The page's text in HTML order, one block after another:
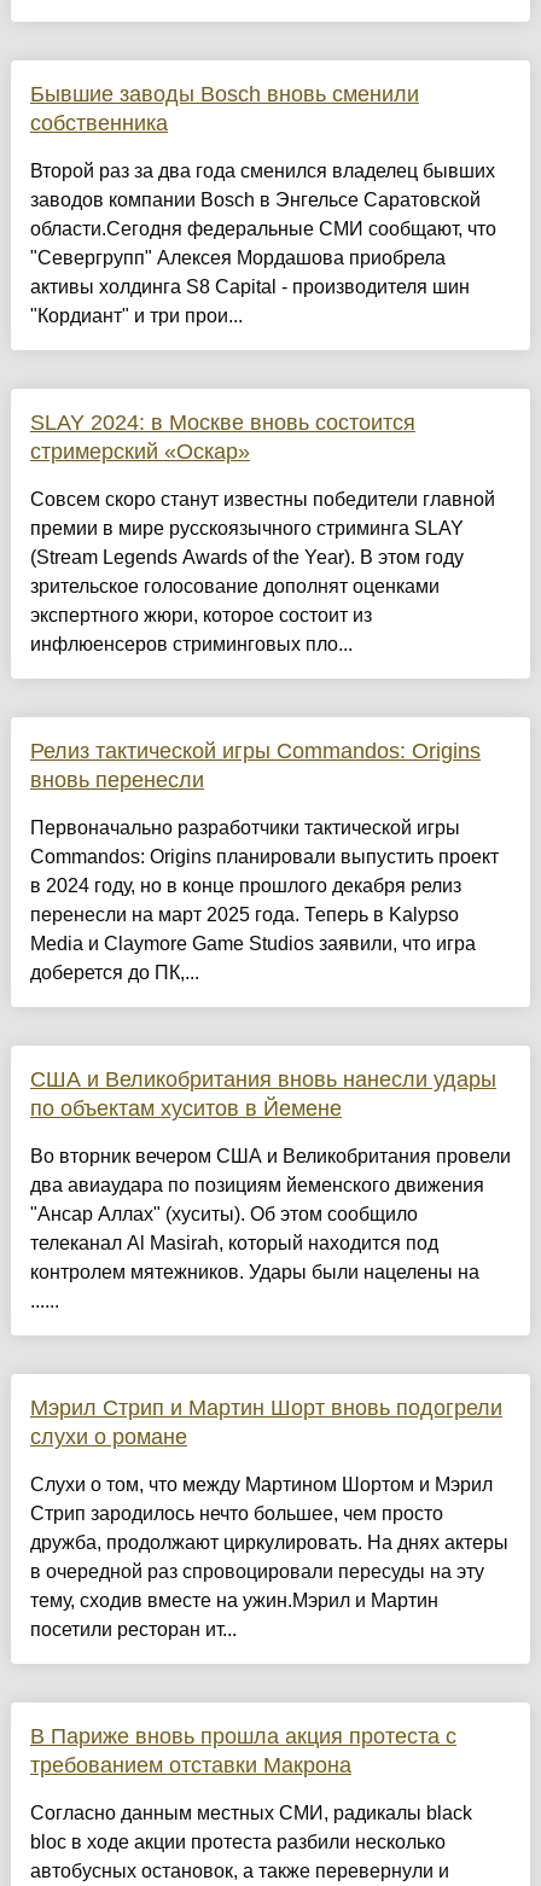
Бывшие заводы Bosch вновь сменили
собственника
Второй раз за два года сменился владелец бывших
заводов компании Bosch в Энгельсе Саратовской
области.Сегодня федеральные СМИ сообщают, что
"Севергрупп" Алексея Мордашова приобрела
активы холдинга S8 Capital - производителя шин
"Кордиант" и три прои...
SLAY 2024: в Москве вновь состоится
стримерский «Оскар»
Совсем скоро станут известны победители главной
премии в мире русскоязычного стриминга SLAY
(Stream Legends Awards of the Year). В этом году
зрительское голосование дополнят оценками
экспертного жюри, которое состоит из
инфлюенсеров стриминговых пло...
Релиз тактической игры Commandos: Origins
вновь перенесли
Первоначально разработчики тактической игры
Commandos: Origins планировали выпустить проект
в 2024 году, но в конце прошлого декабря релиз
перенесли на март 2025 года. Теперь в Kalypso
Media и Claymore Game Studios заявили, что игра
доберется до ПК,...
США и Великобритания вновь нанесли удары
по объектам хуситов в Йемене
Во вторник вечером США и Великобритания провели
два авиаудара по позициям йеменского движения
"Ансар Аллах" (хуситы). Об этом сообщило
телеканал Al Masirah, который находится под
контролем мятежников. Удары были нацелены на
......
Мэрил Стрип и Мартин Шорт вновь подогрели
слухи о романе
Слухи о том, что между Мартином Шортом и Мэрил
Стрип зародилось нечто большее, чем просто
дружба, продолжают циркулировать. На днях актеры
в очередной раз спровоцировали пересуды на эту
тему, сходив вместе на ужин.Мэрил и Мартин
посетили ресторан ит...
В Париже вновь прошла акция протеста с
требованием отставки Макрона
Согласно данным местных СМИ, радикалы black
bloc в ходе акции протеста разбили несколько
автобусных остановок, а также перевернули и